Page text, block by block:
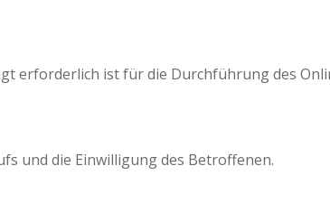
erforderlich ist für die Durchführung des
und die Einwilligung des Betroffenen.